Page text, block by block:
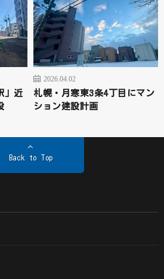
」近
2026.04.02
札幌・月寒東3条4丁目にマン
ション建設計画
Back to Top